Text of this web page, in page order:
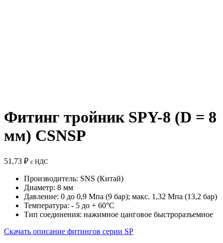
Фитинг тройник SPY-8 (D = 8
мм) CSNSP
51,73 ₽ с НДС
Производитель: SNS (Китай)
Диаметр: 8 мм
Давление: 0 до 0,9 Мпа (9 бар); макс. 1,32 Мпа (13,2 бар)
Температура: - 5 до + 60°C
Тип соединения: нажимное цанговое быстроразъемное
Скачать описание фитингов серии SP